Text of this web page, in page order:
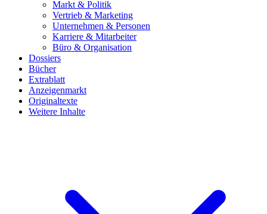
Markt & Politik
Vertrieb & Marketing
Unternehmen & Personen
Karriere & Mitarbeiter
Büro & Organisation
Dossiers
Bücher
Extrablatt
Anzeigenmarkt
Originaltexte
Weitere Inhalte